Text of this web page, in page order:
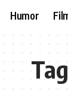
Humor